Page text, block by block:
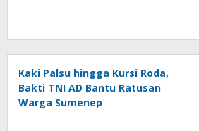
Kaki Palsu hingga Kursi Roda,
Bakti TNI AD Bantu Ratusan
Warga Sumenep